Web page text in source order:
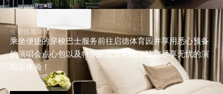
住宿优惠详情
乘坐便捷的穿梭巴士服务前往启德体育园并享用悉心预备
的演唱会点心包以及特别的迎宾礼物，让您尽享无忧的演
唱会体验！